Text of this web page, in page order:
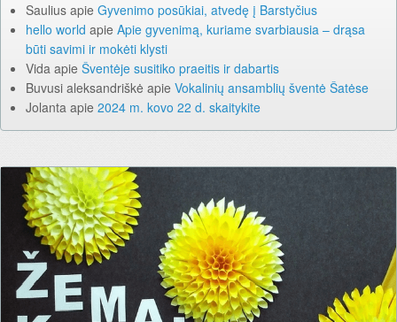
Saulius apie Gyvenimo posūkiai, atvedę į Barstyčius
hello world apie Apie gyvenimą, kuriame svarbiausia – drąsa
būti savimi ir mokėti klysti
Vida apie Šventėje susitiko praeitis ir dabartis
Buvusi aleksandriškė apie Vokalinių ansamblių šventė Šatėse
Jolanta apie 2024 m. kovo 22 d. skaitykite